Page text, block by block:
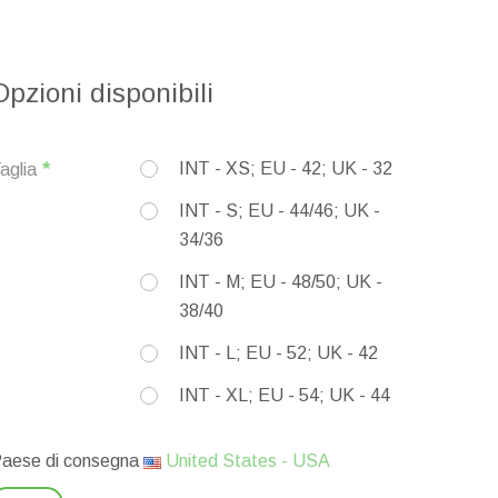
disponibili
INT - XS; EU - 42; UK - 32
INT - S; EU - 44/46; UK -
34/36
INT - M; EU - 48/50; UK -
38/40
INT - L; EU - 52; UK - 42
INT - XL; EU - 54; UK - 44
di consegna United States - USA